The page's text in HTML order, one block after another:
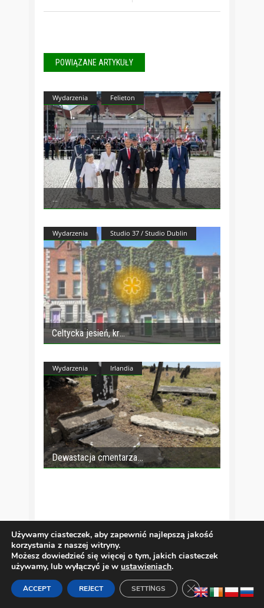
POWIĄZANE ARTYKUŁY
Wydarzenia Felieton
Wydarzenia Studio 37 / Studio Dublin
Celtycka jesień, kr
Wydarzenia Irlandia
Dewastacja cmentarza
Używamy ciasteczek, aby zapewnić najlepszą jakość
korzystania z naszej witryny.
Możesz dowiedzieć się więcej o tym, jakich ciasteczek
używamy, lub wyłączyć je w ustawieniach.
ACCEPT REJECT SETTINGS Zamknij panel